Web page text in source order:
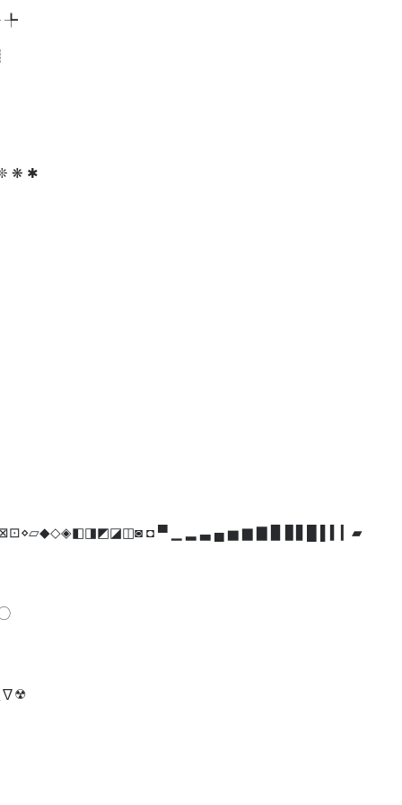
╄
❋ ✱
◘ ▀ ▁ ▂ ▃ ▄ ▅ ▆ ▇ ▉ ▊▋█ ▌▍▎▰